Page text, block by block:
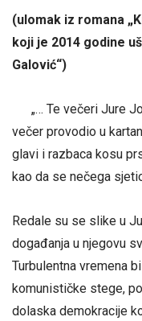
(ulomak iz romana
koji je 2014 godine
„… Te večeri Jure
večer provodio u
glavi i razbaca kosu
kao da se nečega
Redale su se slike u
događanja u njegovu
Turbulentna vremena
komunističke stege,
dolaska demokracije